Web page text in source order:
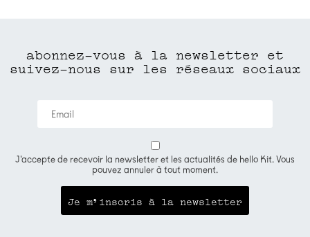
abonnez-vous à la newsletter et
suivez-nous sur les réseaux sociaux
J'accepte de recevoir la newsletter et les actualités de hello Kit. Vous
pouvez annuler à tout moment.